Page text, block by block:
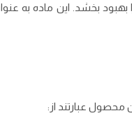
بخشد. این ماده به‌
عبارتند از: